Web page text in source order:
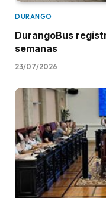
DURANGO
DurangoBus
semanas
23/07/2026